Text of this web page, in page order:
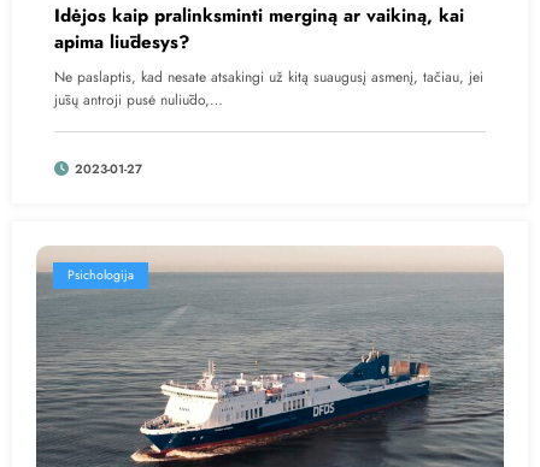
Idėjos kaip pralinksminti merginą ar vaikiną, kai
apima liūdesys?
Ne paslaptis, kad nesate atsakingi už kitą suaugusį asmenį, tačiau, jei
jūsų antroji pusė nuliūdo,…
2023-01-27
Psichologija